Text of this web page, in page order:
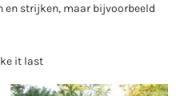
en strijken, maar bijvoorbeeld
it last